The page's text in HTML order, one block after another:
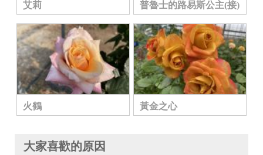
艾莉 普魯士的路易斯公主(接)
火鶴 黃金之心
大家喜歡的原因